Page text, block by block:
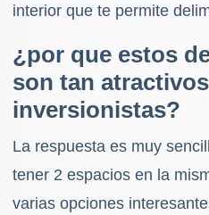
interior que te permite
¿por que estos
son tan
inversionistas?
La respuesta es muy
tener 2 espacios en la
varias opciones